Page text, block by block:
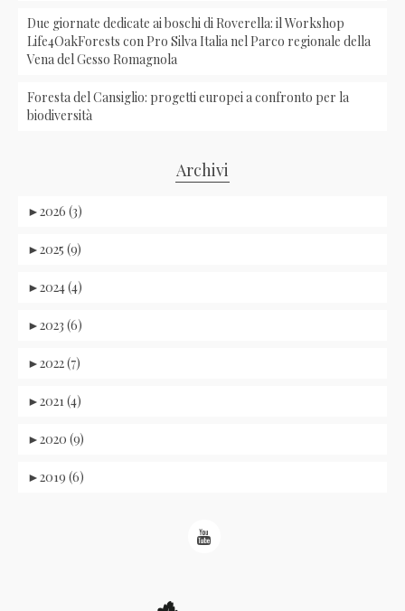
Due giornate dedicate ai boschi di Roverella: il Workshop
Life4OakForests con Pro Silva Italia nel Parco regionale della
Vena del Gesso Romagnola
Foresta del Cansiglio: progetti europei a confronto per la
biodiversità
Archivi
►2026 (3)
►2025 (9)
►2024 (4)
►2023 (6)
►2022 (7)
►2021 (4)
►2020 (9)
►2019 (6)